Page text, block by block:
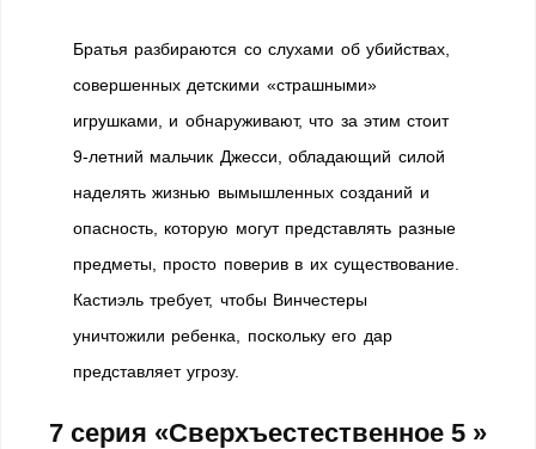
Братья разбираются со слухами об убийствах,
совершенных детскими «страшными»
игрушками, и обнаруживают, что за этим стоит
9-летний мальчик Джесси, обладающий силой
наделять жизнью вымышленных созданий и
опасность, которую могут представлять разные
предметы, просто поверив в их существование.
Кастиэль требует, чтобы Винчестеры
уничтожили ребенка, поскольку его дар
представляет угрозу.
7 серия «Сверхъестественное 5 »